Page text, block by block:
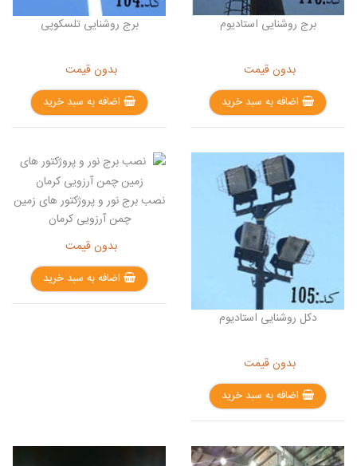
برج روشنایی استادیوم
بدون قیمت
اضافه به سبد خرید
برج روشنایی تلسکوپی
بدون قیمت
اضافه به سبد خرید
دکل روشنایی استادیوم
بدون قیمت
اضافه به سبد خرید
نصب برج نور و پروژکتور های زمین
چمن آرزویی کرمان
بدون قیمت
اضافه به سبد خرید